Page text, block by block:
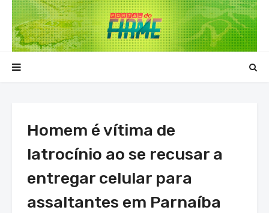
Homem é vítima de
latrocínio ao se recusar a
entregar celular para
assaltantes em Parnaíba